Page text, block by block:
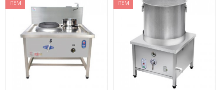
ITEM
ITEM